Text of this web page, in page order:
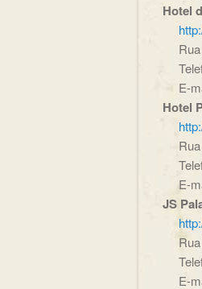
Hotel
Rua
E-
Hotel
Rua
E-
JS
Rua
E-